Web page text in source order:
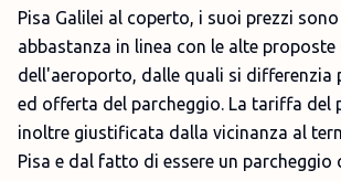
Pisa Galilei al coperto, i suoi prezzi
abbastanza in linea con le alte
dell'aeroporto, dalle quali si differenzia
ed offerta del parcheggio. La tariffa del
inoltre giustificata dalla vicinanza al
Pisa e dal fatto di essere un parcheggio